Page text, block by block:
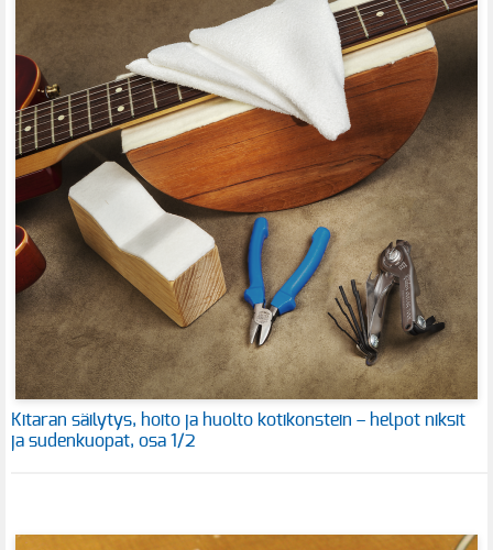
Kitaran säilytys, hoito ja huolto kotikonstein – helpot niksit
ja sudenkuopat, osa 1/2